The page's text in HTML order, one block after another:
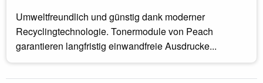
Umweltfreundlich und günstig dank moderner
Recyclingtechnologie. Tonermodule von Peach
garantieren langfristig einwandfreie Ausdrucke...